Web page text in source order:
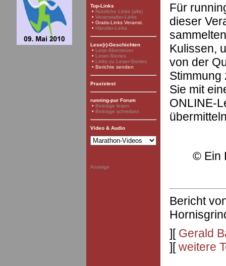
Top-Links
• Nützliche Links (alle)
• Veranstalter-Links
• Gratis-Links Veranst.
• Händler-Links
Lese(r)-Geschichten
• Lese-Abenteuer
• Leser-Stories
• Links zu Leser-Stories
• Berichte senden
Praxistest
running-pur Forum
• Beiträge lesen
• Beiträge schreiben
Video & Audio
Anzeige
Für
dieser
Kulissen,
von der
Stimmung
Sie mit
ONLINE-
©Ein
Bericht
][ Gerald
][weitere